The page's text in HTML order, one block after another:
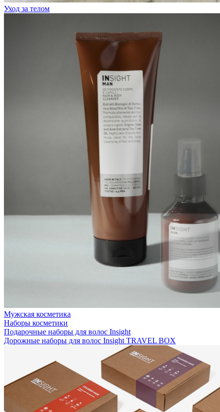
Уход за телом
Мужская косметика
Наборы косметики
Подарочные наборы для волос Insight
Дорожные наборы для волос Insight TRAVEL BOX